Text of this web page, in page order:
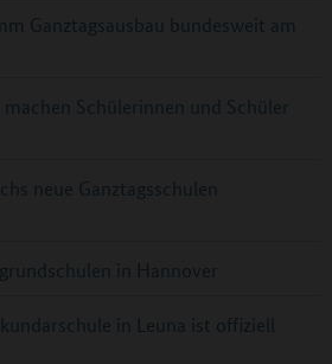
Ganztagsausbau bundesweit am
machen Schülerinnen und Schüler
neue Ganztagsschulen
in Hannover
in Leuna ist offiziell